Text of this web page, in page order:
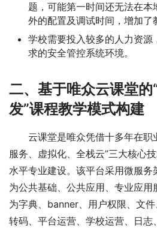
题，可能第一时间还无法在
外的配置及调试时间，增加了
学校需要投入较多的人力资源
求的安全管控系统环境。
二、基于唯众云课堂的
发”课程教学模式构建
云课堂是唯众凭借十多年在职
服务、虚拟化、全栈云”三大核心
水平专业建设。该平台采用微服务
为公共基础、公共应用、专业应
为字典、banner、用户权限、文件
转码、平台运营、学校运营、日